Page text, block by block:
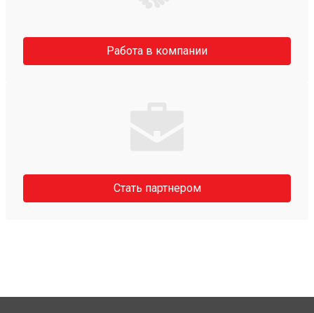
Работа в компании
Стать партнером